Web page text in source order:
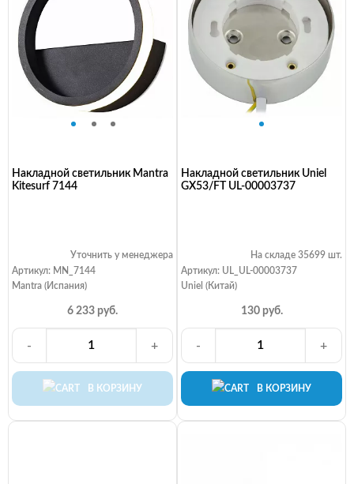
Накладной светильник Mantra
Kitesurf 7144
Уточнить у менеджера
Артикул: MN_7144
Mantra (Испания)
6 233 руб.
В КОРЗИНУ
- +
Накладной светильник Uniel
GX53/FT UL-00003737
На складе 35699 шт.
Артикул: UL_UL-00003737
Uniel (Китай)
130 руб.
В КОРЗИНУ
- +